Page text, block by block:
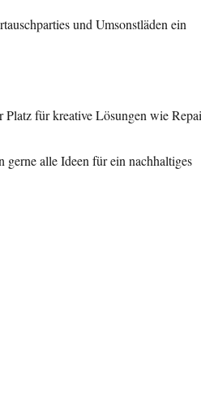
und Umsonstläden ein
für kreative Lösungen wie
alle Ideen für ein nachhaltiges